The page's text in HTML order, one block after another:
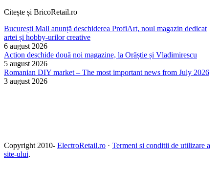
Citește și BricoRetail.ro
București Mall anunță deschiderea ProfiArt, noul magazin dedicat
artei și hobby-urilor creative
6 august 2026
Action deschide două noi magazine, la Orăștie și Vladimirescu
5 august 2026
Romanian DIY market – The most important news from July 2026
3 august 2026
Copyright 2010- ElectroRetail.ro · Termeni si conditii de utilizare a
site-ului.